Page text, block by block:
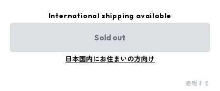
International shipping available
Sold out
日本国内にお住まいの方向け
通報する